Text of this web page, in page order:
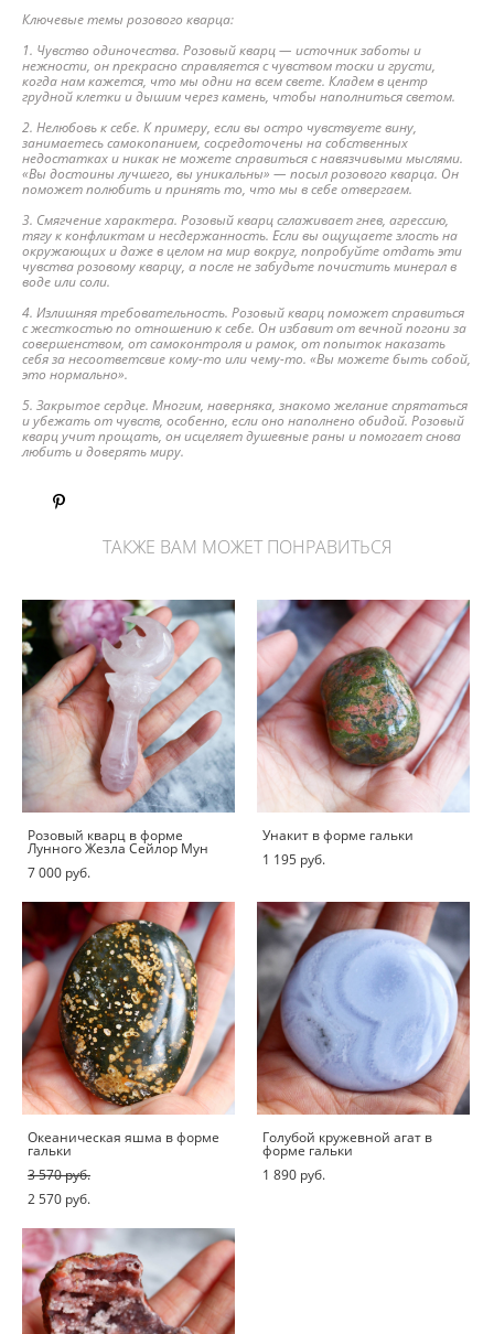
Ключевые темы розового кварца:
1. Чувство одиночества. Розовый кварц — источник заботы и
нежности, он прекрасно справляется с чувством тоски и грусти,
когда нам кажется, что мы одни на всем свете. Кладем в центр
грудной клетки и дышим через камень, чтобы наполниться светом.
2. Нелюбовь к себе. К примеру, если вы остро чувствуете вину,
занимаетесь самокопанием, сосредоточены на собственных
недостатках и никак не можете справиться с навязчивыми мыслями.
«Вы достоины лучшего, вы уникальны» — посыл розового кварца. Он
поможет полюбить и принять то, что мы в себе отвергаем.
3. Смягчение характера. Розовый кварц сглаживает гнев, агрессию,
тягу к конфликтам и несдержанность. Если вы ощущаете злость на
окружающих и даже в целом на мир вокруг, попробуйте отдать эти
чувства розовому кварцу, а после не забудьте почистить минерал в
воде или соли.
4. Излишняя требовательность. Розовый кварц поможет справиться
с жесткостью по отношению к себе. Он избавит от вечной погони за
совершенством, от самоконтроля и рамок, от попыток наказать
себя за несоответсвие кому-то или чему-то. «Вы можете быть собой,
это нормально».
5. Закрытое сердце. Многим, наверняка, знакомо желание спрятаться
и убежать от чувств, особенно, если оно наполнено обидой. Розовый
кварц учит прощать, он исцеляет душевные раны и помогает снова
любить и доверять миру.
ТАКЖЕ ВАМ МОЖЕТ ПОНРАВИТЬСЯ
Розовый кварц в форме
Лунного Жезла Сейлор Мун
7 000 pуб.
Унакит в форме гальки
1 195 pуб.
Океаническая яшма в форме
гальки
3 570 pуб.
2 570 pуб.
Голубой кружевной агат в
форме гальки
1 890 pуб.